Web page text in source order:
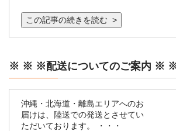
この記事の続きを読む >
※ ※ ※配送についてのご案内
沖縄・北海道・離島エリアへのお
届けは、陸送での発送とさせてい
ただいております。 ・・・